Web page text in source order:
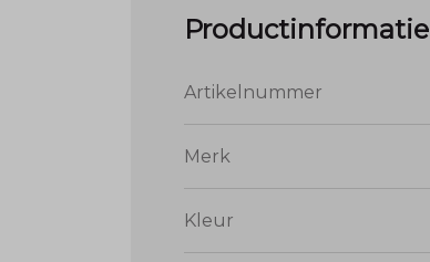
Productinformatie
Artikelnummer
Merk
Kleur